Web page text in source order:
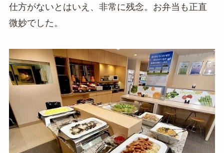
仕方がないとはいえ、非常に残念。お弁当も正直
微妙でした。